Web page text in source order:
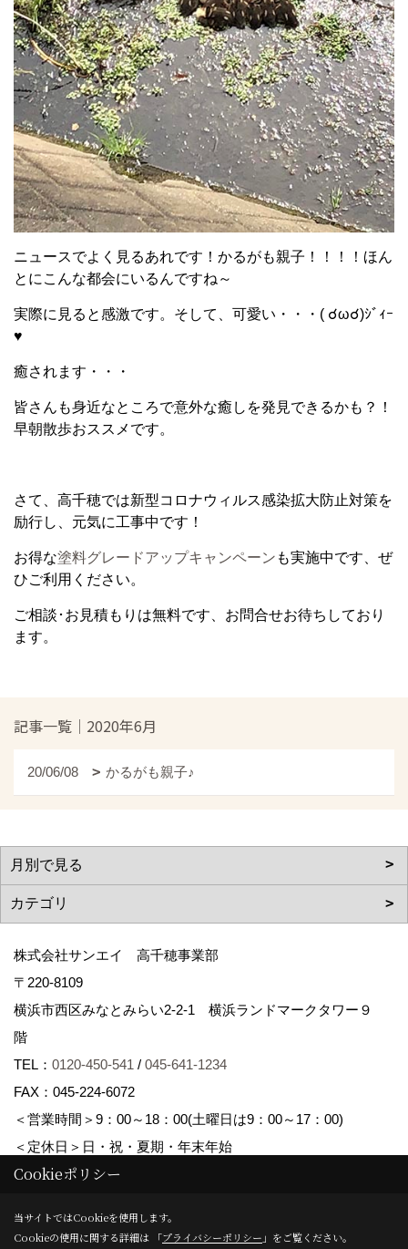
ニュースでよく見るあれです！かるがも親子！！！！ほん
とにこんな都会にいるんですね～
実際に見ると感激です。そして、可愛い・・・( ☌ω☌)ｼﾞｨｰ
♥
癒されます・・・
皆さんも身近なところで意外な癒しを発見できるかも？！
早朝散歩おススメです。
さて、高千穂では新型コロナウィルス感染拡大防止対策を
励行し、元気に工事中です！
お得な塗料グレードアップキャンペーン も実施中です、ぜ
ひご利用ください。
ご相談･お見積もりは無料です、お問合せお待ちしており
ます。
記事一覧｜2020年6月
20/06/08 かるがも親子♪
株式会社サンエイ 高千穂事業部
〒220-8109
横浜市西区みなとみらい2-2-1 横浜ランドマークタワー９
階
TEL： 0120-450-541 / 045-641-1234
FAX：045-224-6072
＜営業時間＞9：00～18：00(土曜日は9：00～17：00)
＜定休日＞日・祝・夏期・年末年始
Copyright (c) Sanei corp. All Rights Reserved.
Produced byゴデスクリエイト
Cookieポリシー
当サイトではCookieを使用します。
Cookieの使用に関する詳細は 「プライバシーポリシー 」をご覧ください。